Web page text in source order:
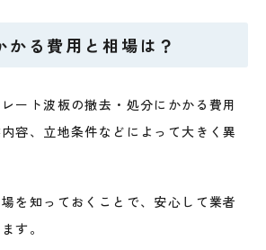
かる費用と相場は？
ート波板の撤去・処分にかかる費用
容、立地条件などによって大きく異
を知っておくことで、安心して業者
す。